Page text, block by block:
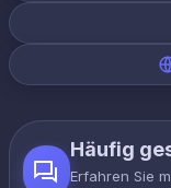
Häufig
Erfahren Sie